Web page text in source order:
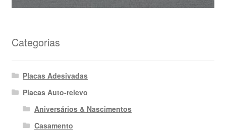
Categorias
Placas Adesivadas
Placas Auto-relevo
Aniversários & Nascimentos
Casamento